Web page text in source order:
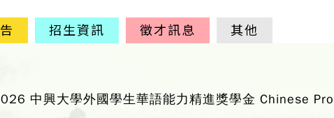
招生資訊 徵才訊息 其他
中興大學外國學生華語能力精進獎學金 Chinese